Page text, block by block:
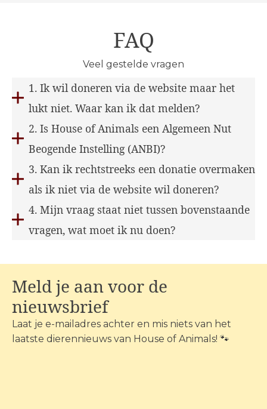
FAQ
Veel gestelde vragen
1. Ik wil doneren via de website maar het
lukt niet. Waar kan ik dat melden?
2. Is House of Animals een Algemeen Nut
Beogende Instelling (ANBI)?
3. Kan ik rechtstreeks een donatie overmaken
als ik niet via de website wil doneren?
4. Mijn vraag staat niet tussen bovenstaande
vragen, wat moet ik nu doen?
Meld je aan voor de
nieuwsbrief
Laat je e-mailadres achter en mis niets van het
laatste dierennieuws van House of Animals! 🐾